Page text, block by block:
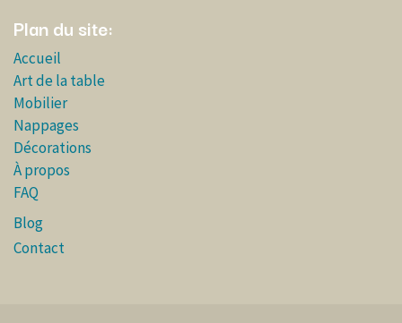
Plan du site:
Accueil
Art de la table
Mobilier
Nappages
Décorations
À propos
FAQ
Blog
Contact